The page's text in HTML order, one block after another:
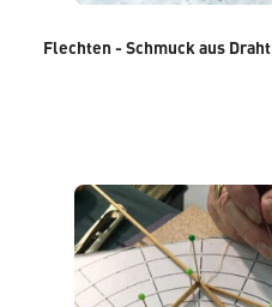
Flechten - Schmuck aus Draht